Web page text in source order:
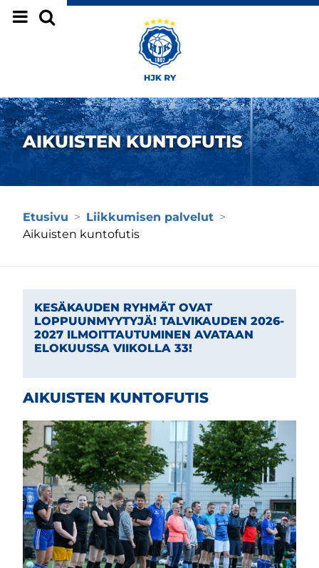
Siirry sivun sisältöön
AIKUISTEN KUNTOFUTIS
Etusivu > Liikkumisen palvelut >
Aikuisten kuntofutis
KESÄKAUDEN RYHMÄT OVAT
LOPPUUNMYYTYJÄ! TALVIKAUDEN 2026-
2027 ILMOITTAUTUMINEN AVATAAN
ELOKUUSSA VIIKOLLA 33!
AIKUISTEN KUNTOFUTIS